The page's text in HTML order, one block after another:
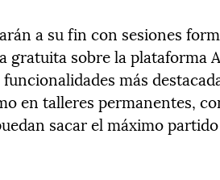
a su fin con sesiones
gratuita sobre la plataforma
más
en talleres permanentes,
sacar el máximo